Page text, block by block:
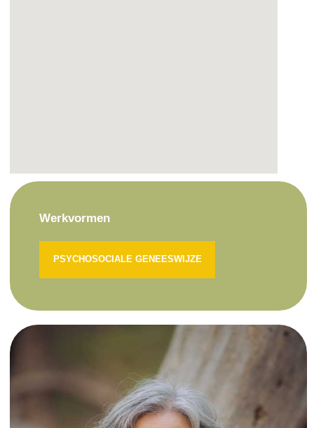
Werkvormen
PSYCHOSOCIALE GENEESWIJZE